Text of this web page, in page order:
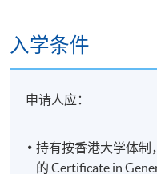
每单元45小时
入学条件
申请人应：
持有按香港大学体制
的 Certificate in